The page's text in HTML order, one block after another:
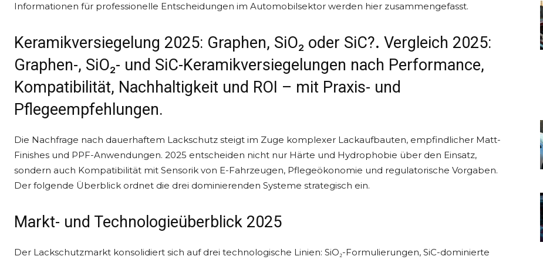
Informationen für professionelle Entscheidungen im Automobilsektor werden hier zusammengefasst.
Keramikversiegelung 2025: Graphen, SiO₂ oder SiC?. Vergleich 2025:
Graphen-, SiO₂- und SiC-Keramikversiegelungen nach Performance,
Kompatibilität, Nachhaltigkeit und ROI – mit Praxis- und
Pflegeempfehlungen.
Die Nachfrage nach dauerhaftem Lackschutz steigt im Zuge komplexer Lackaufbauten, empfindlicher Matt-
Finishes und PPF-Anwendungen. 2025 entscheiden nicht nur Härte und Hydrophobie über den Einsatz,
sondern auch Kompatibilität mit Sensorik von E-Fahrzeugen, Pflegeökonomie und regulatorische Vorgaben.
Der folgende Überblick ordnet die drei dominierenden Systeme strategisch ein.
Markt- und Technologieüberblick 2025
Der Lackschutzmarkt konsolidiert sich auf drei technologische Linien: SiO₂-Formulierungen, SiC-dominierte